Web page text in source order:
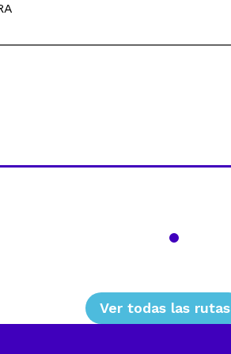
Product Owner
Ver todas las rutas